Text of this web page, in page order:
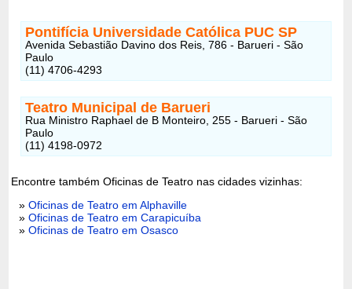
Pontifícia Universidade Católica PUC SP
Avenida Sebastião Davino dos Reis, 786 - Barueri - São
Paulo
(11) 4706-4293
Teatro Municipal de Barueri
Rua Ministro Raphael de B Monteiro, 255 - Barueri - São
Paulo
(11) 4198-0972
Encontre também Oficinas de Teatro nas cidades vizinhas:
»Oficinas de Teatro em Alphaville
»Oficinas de Teatro em Carapicuíba
»Oficinas de Teatro em Osasco